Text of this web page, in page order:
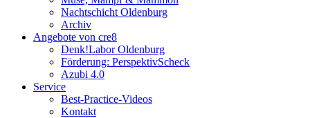
Nachtschicht Oldenburg
Archiv
Angebote von cre8
Denk!Labor Oldenburg
Förderung: PerspektivScheck
Azubi 4.0
Service
Best-Practice-Videos
Kontakt